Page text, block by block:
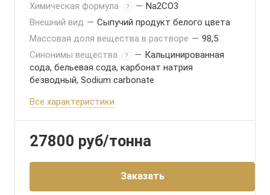
Химическая формула ? — Na2CO3
Внешний вид — Сыпучий продукт белого цвета
Массовая доля вещества в растворе — 98,5
Синонимы вещества
? — Кальцинированная
сода, бельевая сода, карбонат натрия
безводный, Sodium carbonate
Все характеристики
27800 руб/тонна
Заказать